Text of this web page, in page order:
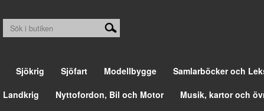
Sjökrig Sjöfart Modellbygge Samlarböcker och
Landkrig Nyttofordon, Bil och Motor Musik, kartor och